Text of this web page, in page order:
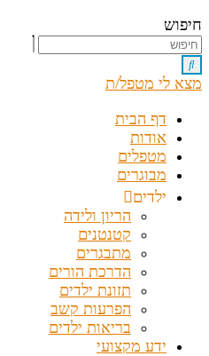
חיפוש
מצא לי מטפל/ת
דף הבית
אודות
מטפלים
מבוגרים
ילדים
הריון ולידה
קטנטנים
מתבגרים
הדרכת הורים
תזונת ילדים
הפרעות קשב
בריאות ילדים
ידע מקצועי